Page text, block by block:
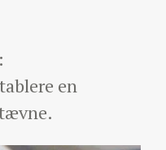
en